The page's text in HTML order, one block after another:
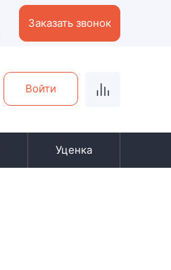
Заказать звонок
Войти
Уценка